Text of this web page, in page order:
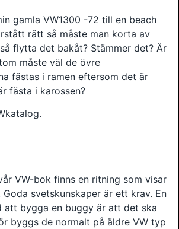
gamla VW1300 -72 till en beach
rätt så måste man korta av
flytta det bakåt? Stämmer det? Är
måste väl de övre
fästas i ramen eftersom det är
fästa i karossen?
VW-bok finns en ritning som visar
svetskunskaper är ett krav. En
att bygga en buggy är att det ska
byggs de normalt på äldre VW typ